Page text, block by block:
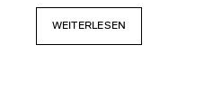
WEITERLESEN